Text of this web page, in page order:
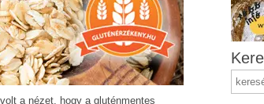
a nézet, hogy a gluténmentes